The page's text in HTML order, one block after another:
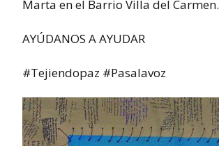
Marta en el Barrio Villa del Carmen.
AYÚDANOS A AYUDAR
#Tejiendopaz #Pasalavoz